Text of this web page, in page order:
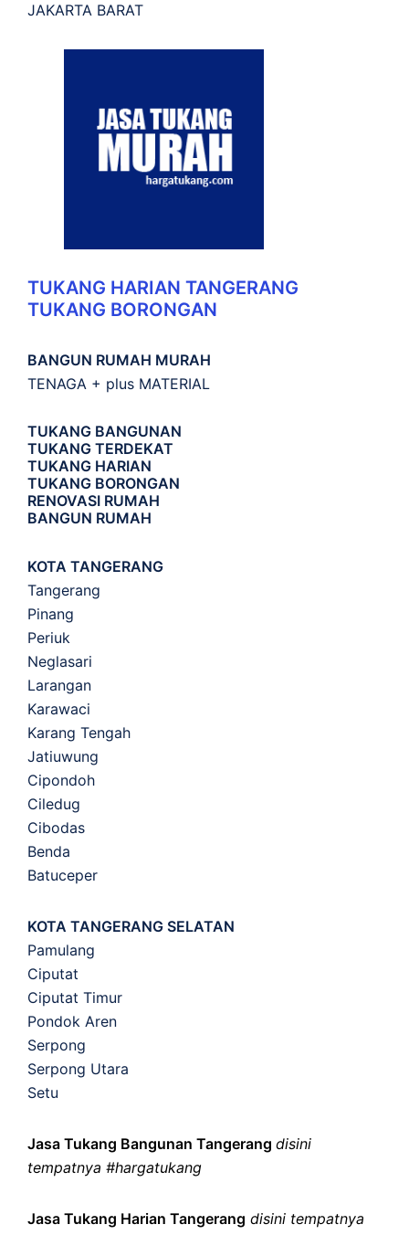
JAKARTA BARAT
TUKANG HARIAN TANGERANG
TUKANG BORONGAN
BANGUN RUMAH MURAH
TENAGA + plus MATERIAL
TUKANG BANGUNAN
TUKANG TERDEKAT
TUKANG HARIAN
TUKANG BORONGAN
RENOVASI RUMAH
BANGUN RUMAH
KOTA TANGERANG
Tangerang
Pinang
Periuk
Neglasari
Larangan
Karawaci
Karang Tengah
Jatiuwung
Cipondoh
Ciledug
Cibodas
Benda
Batuceper
KOTA TANGERANG SELATAN
Pamulang
Ciputat
Ciputat Timur
Pondok Aren
Serpong
Serpong Utara
Setu
Jasa Tukang Bangunan Tangerang disini
tempatnya #hargatukang
Jasa Tukang Harian Tangerang disini tempatnya